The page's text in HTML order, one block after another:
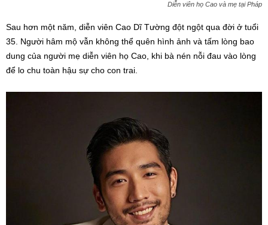
Diễn viên họ Cao và mẹ tại Pháp
Sau hơn một năm, diễn viên Cao Dĩ Tường đột ngột qua đời ở tuổi
35. Người hâm mộ vẫn không thể quên hình ảnh và tấm lòng bao
dung của người mẹ diễn viên họ Cao, khi bà nén nỗi đau vào lòng
để lo chu toàn hậu sự cho con trai.